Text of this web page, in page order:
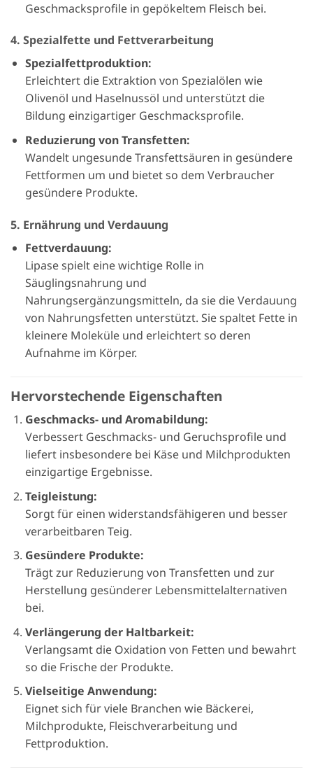
Geschmacksprofile in gepökeltem Fleisch bei.
4. Spezialfette und Fettverarbeitung
Spezialfettproduktion:
Erleichtert die Extraktion von Spezialölen wie
Olivenöl und Haselnussöl und unterstützt die
Bildung einzigartiger Geschmacksprofile.
Reduzierung von Transfetten:
Wandelt ungesunde Transfettsäuren in gesündere
Fettformen um und bietet so dem Verbraucher
gesündere Produkte.
5. Ernährung und Verdauung
Fettverdauung:
Lipase spielt eine wichtige Rolle in
Säuglingsnahrung und
Nahrungsergänzungsmitteln, da sie die Verdauung
von Nahrungsfetten unterstützt. Sie spaltet Fette in
kleinere Moleküle und erleichtert so deren
Aufnahme im Körper.
Hervorstechende Eigenschaften
Geschmacks- und Aromabildung:
Verbessert Geschmacks- und Geruchsprofile und
liefert insbesondere bei Käse und Milchprodukten
einzigartige Ergebnisse.
Teigleistung:
Sorgt für einen widerstandsfähigeren und besser
verarbeitbaren Teig.
Gesündere Produkte:
Trägt zur Reduzierung von Transfetten und zur
Herstellung gesünderer Lebensmittelalternativen
bei.
Verlängerung der Haltbarkeit:
Verlangsamt die Oxidation von Fetten und bewahrt
so die Frische der Produkte.
Vielseitige Anwendung:
Eignet sich für viele Branchen wie Bäckerei,
Milchprodukte, Fleischverarbeitung und
Fettproduktion.